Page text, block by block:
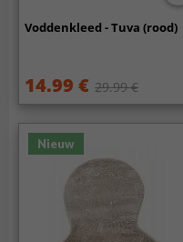
Voddenkleed - Tuva (rood)
14.99 € 29.99 €
Nieuw